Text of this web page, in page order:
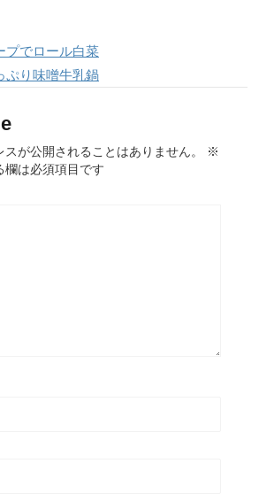
プでロール白菜
ぷり味噌牛乳鍋
スが公開されることはありません。
※
欄は必須項目です